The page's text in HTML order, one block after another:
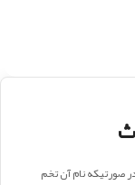
صورتیکه نام آن تخم